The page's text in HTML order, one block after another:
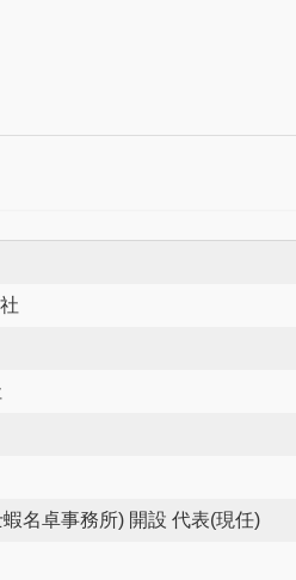
名卓事務所) 開設 代表(現任)